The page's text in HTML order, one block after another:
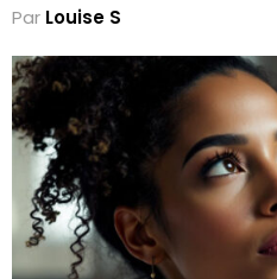
Par Louise S